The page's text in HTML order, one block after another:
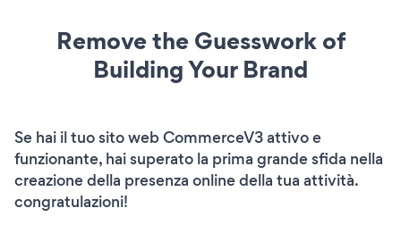
Remove the Guesswork of
Building Your Brand
Se hai il tuo sito web CommerceV3 attivo e
funzionante, hai superato la prima grande sfida nella
creazione della presenza online della tua attività.
congratulazioni!